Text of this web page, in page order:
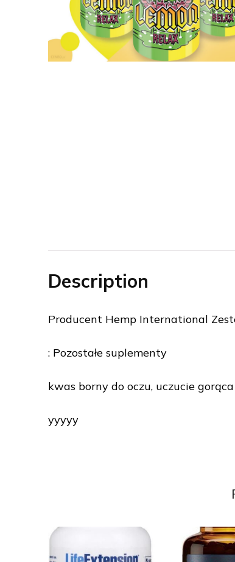
Description
Producent Hemp International
: Pozostałe suplementy
kwas borny do oczu, uczucie
yyyyy